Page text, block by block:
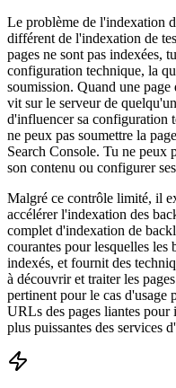
Le problème de l'indexation
différent de l'indexation de
pages ne sont pas indexées,
configuration technique, la
soumission. Quand une
vit sur le serveur de
d'influencer sa configuration
ne peux pas soumettre la
Search Console. Tu ne peux
son contenu ou configurer
Malgré ce contrôle limité, il
accélérer l'indexation des
complet d'indexation de
courantes pour lesquelles les
indexés, et fournit des
à découvrir et traiter les
pertinent pour le cas
URLs des pages liantes pour
plus puissantes des services